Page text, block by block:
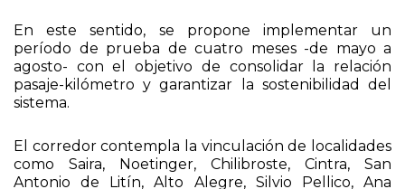
En este sentido, se propone implementar un
período de prueba de cuatro meses -de mayo a
agosto- con el objetivo de consolidar la relación
pasaje-kilómetro y garantizar la sostenibilidad del
sistema.
El corredor contempla la vinculación de localidades
como Saira, Noetinger, Chilibroste, Cintra, San
Antonio de Litín, Alto Alegre, Silvio Pellico, Ana